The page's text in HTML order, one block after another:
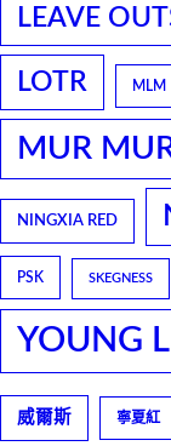
LEAVE
LOTR MLM
MUR
NINGXIA RED
PSK SKEGNESS
YOUNG
威爾斯 寧夏紅